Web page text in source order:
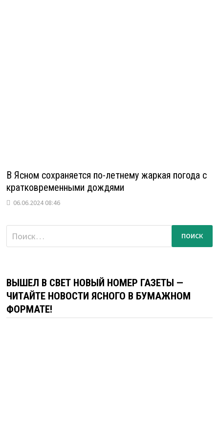
В Ясном сохраняется по-летнему жаркая погода с
кратковременными дождями
06.06.2024 08:46
Найти:
ВЫШЕЛ В СВЕТ НОВЫЙ НОМЕР ГАЗЕТЫ —
ЧИТАЙТЕ НОВОСТИ ЯСНОГО В БУМАЖНОМ
ФОРМАТЕ!